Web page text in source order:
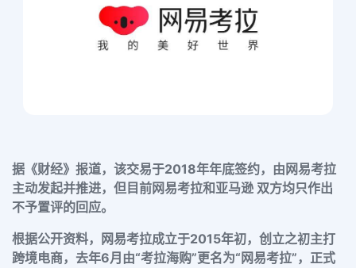
据《财经》报道，该交易于2018年年底签约，由网易考拉
主动发起并推进，但目前网易考拉和亚马逊 双方均只作出
不予置评的回应。
根据公开资料，网易考拉成立于2015年初，创立之初主打
跨境电商，去年6月由“考拉海购”更名为“网易考拉”，正式